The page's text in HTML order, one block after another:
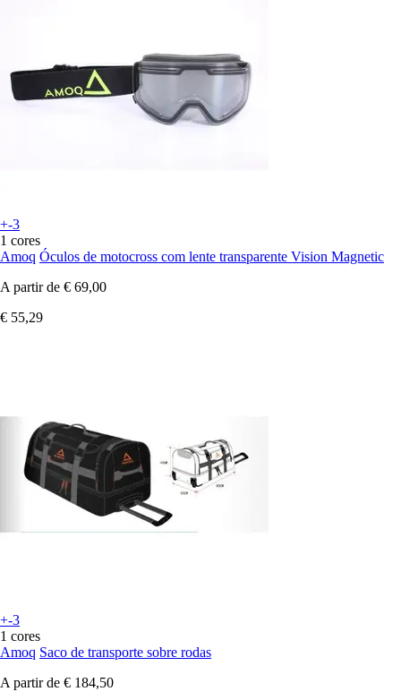
+-3
1 cores
Amoq Óculos de motocross com lente transparente Vision Magnetic
A partir de € 69,00
€ 55,29
+-3
1 cores
Amoq Saco de transporte sobre rodas
A partir de € 184,50